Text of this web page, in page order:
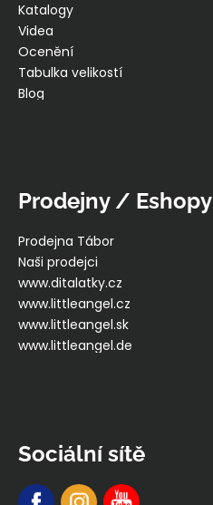
Katalogy
Videa
Ocenění
Tabulka velikostí
Blog
Prodejny / Eshopy
Prodejna Tábor
Naši prodejci
www.ditalatky.cz
www.littleangel.cz
www.littleangel.sk
www.littleangel.de
Sociální sítě